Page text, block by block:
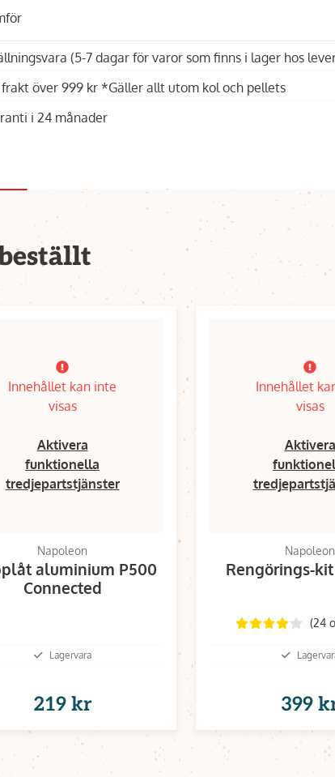
(5-7 dagar för varor som finns i lager hos
frakt över 999 kr *Gäller allt utom kol och pellets
i 24 månader
Innehållet kan inte
visas
Aktivera
funktionella
tredjepartstjänster
Napoleon
aluminium P500
Connected
Lagervara
219 kr
Innehållet
visas
Aktivera
Napoleon
Rengörings-
(24
399